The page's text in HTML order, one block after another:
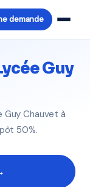
demande
Guy
Guy Chauvet à
50%.